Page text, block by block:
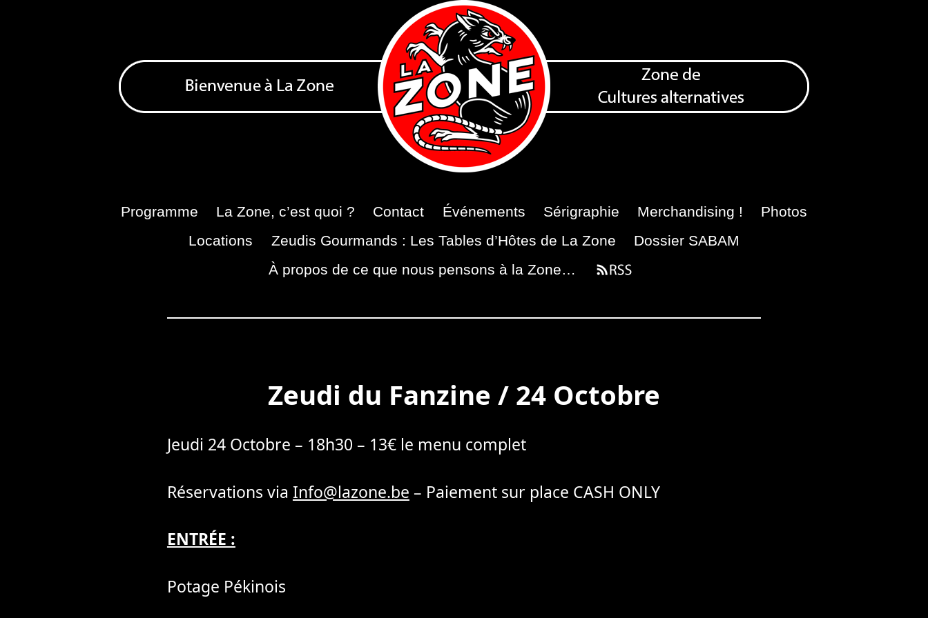
Programme La Zone, c’est quoi ? Contact Événements Sérigraphie Merchandising !
Photos
Locations
Zeudis Gourmands : Les Tables d’Hôtes de La Zone
Dossier SABAM
À propos de ce que nous pensons à la Zone…
Zeudi du Fanzine / 24 Octobre
Jeudi 24 Octobre – 18h30 – 13€ le menu complet
Réservations via Info@lazone.be – Paiement sur place CASH ONLY
ENTRÉE :
Potage Pékinois